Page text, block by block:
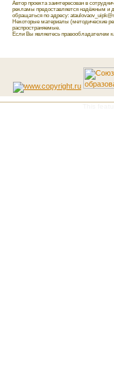
Автор проекта заинтересован в
рекламы предоставляется надёжным и
обращаться по адресу:
Некоторые материалы (методические
распространяемые.
Если Вы являетесь правообладателем